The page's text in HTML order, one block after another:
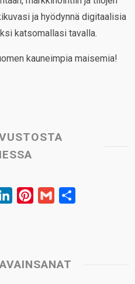
ja hyödynnä digitaalisia
katsomallasi tavalla.
kauneimpia maisemia!
e
e
l